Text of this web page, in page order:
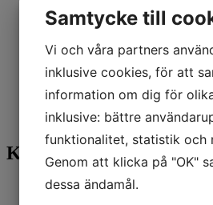
Galleri
Kontakt
Integritetspolicy
#Search#
#MyPages#
#LogOut#
Kategorier
Alla produkter
Samtycke till
Vi och våra partners
inklusive cookies, för att
information om dig för
inklusive: bättre
funktionalitet, statistik och
Genom att klicka på "OK"
dessa ändamål.